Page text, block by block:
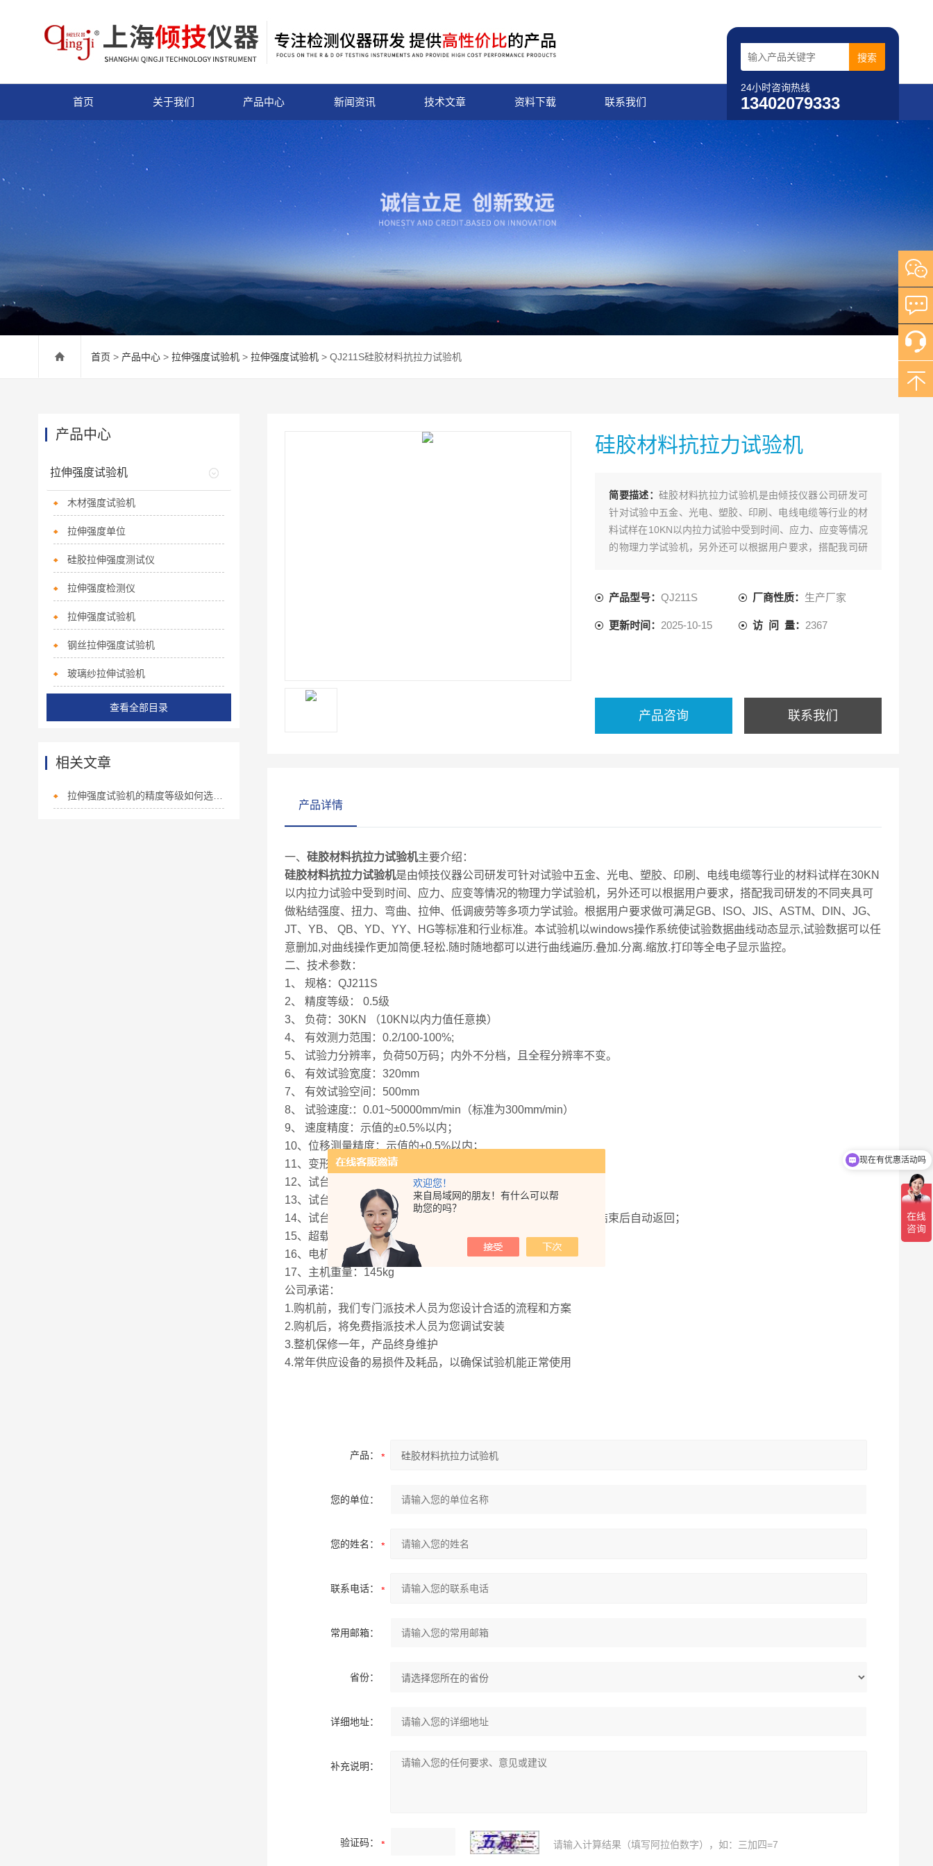
欢迎您！
来自局域网的朋友！有什么可以帮
助您的吗？
24小时咨询热线
13402079333
首页 关于我们 产品中心 新闻资讯 技术文章 资料下载 联系我们
首页 > 产品中心 > 拉伸强度试验机 > 拉伸强度试验机 > QJ211S硅胶材料抗拉力试验机
硅胶材料抗拉力试验机
简要描述： 硅胶材料抗拉力试验机​是由倾技仪器公司研发可
针对试验中五金、光电、塑胶、印刷、电线电缆等行业的材
料试样在10KN以内拉力试验中受到时间、应力、应变等情况
的物理力学试验机，另外还可以根据用户要求，搭配我司研
产品型号：QJ211S 厂商性质： 生产厂家
更新时间： 2025-10-15 访 问 量： 2367
产品咨询 联系我们
产品详情
一、 硅胶材料抗拉力试验机主要介绍：
硅胶材料抗拉力试验机是由倾技仪器公司研发可针对试验中五金、光电、塑胶、印刷、电线电缆等行业的材料试样在30KN
以内拉力试验中受到时间、应力、应变等情况的物理力学试验机，另外还可以根据用户要求，搭配我司研发的不同夹具可
做粘结强度、扭力、弯曲、拉伸、低调疲劳等多项力学试验。根据用户要求做可满足GB、ISO、JIS、ASTM、DIN、JG、
JT、YB、 QB、YD、YY、HG等标准和行业标准。本试验机以windows操作系统使试验数据曲线动态显示,试验数据可以任
意删加,对曲线操作更加简便.轻松.随时随地都可以进行曲线遍历.叠加.分离.缩放.打印等全电子显示监控。
二、技术参数：
1、 规格：QJ211S
2、 精度等级： 0.5级
3、 负荷：30KN （10KN以内力值任意换）
4、 有效测力范围：0.2/100-100%;
5、 试验力分辨率，负荷50万码；内外不分档，且全程分辨率不变。
6、 有效试验宽度：320mm
7、 有效试验空间：500mm
8、 试验速度:：0.01~50000mm/min（标准为300mm/min）
9、 速度精度：示值的±0.5%以内；
10、位移测量精度：示值的±0.5%以内；
11、变形测量精度：示值的±0.5%以内；
12、试台升降装置：快/慢两种速度控制，可点动；
13、试台安全装置：电子限位保护
14、试台返回：手动可以速度返回试验初始位置，自动可在试验结束后自动返回；
15、超载保护：超过负荷10%时自动保护；
16、电机： 400W
17、主机重量：145kg
公司承诺：
1.购机前，我们专门派技术人员为您设计合适的流程和方案
2.购机后，将免费指派技术人员为您调试安装
3.整机保修一年，产品终身维护
4.常年供应设备的易损件及耗品，以确保试验机能正常使用
产品：
您的单位：
您的姓名：
联系电话：
常用邮箱：
省份：
详细地址：
补充说明：
验证码： 请输入计算结果（填写阿拉伯数字），如：三加四=7
产品中心
拉伸强度试验机
木材强度试验机
拉伸强度单位
硅胶拉伸强度测试仪
拉伸强度检测仪
拉伸强度试验机
钢丝拉伸强度试验机
玻璃纱拉伸试验机
查看全部目录
相关文章
拉伸强度试验机的精度等级如何选择？
可以介绍下你们的产品么